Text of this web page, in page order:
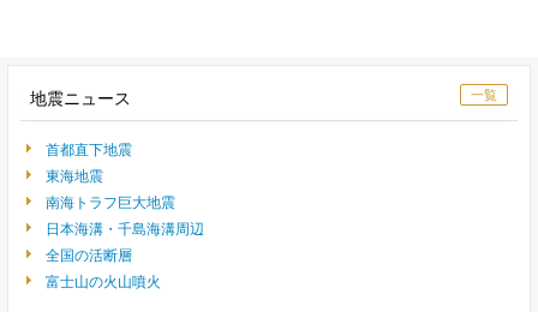
一覧
地震ニュース
首都直下地震
東海地震
南海トラフ巨大地震
日本海溝・千島海溝周辺
全国の活断層
富士山の火山噴火